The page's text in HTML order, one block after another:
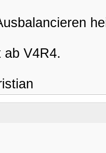
ab V4R4.